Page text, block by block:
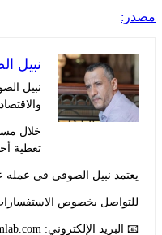
مصدر:
نبيل
نبيل
خلال
تغطية
يعتمد نبيل الصوفي في عمله
للتواصل بخصوص
📧 البريد الإلكتروني: